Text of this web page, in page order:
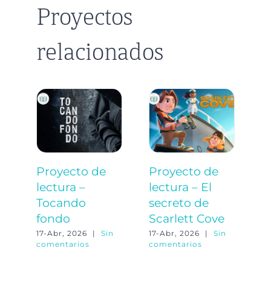
Proyectos
relacionados
Proyecto de
lectura –
Tocando
fondo
17-Abr, 2026 |
Sin
comentarios
Proyecto de
lectura – El
secreto de
Scarlett Cove
17-Abr, 2026 |
Sin
comentarios